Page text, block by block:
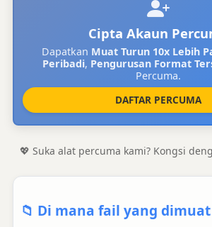
Cipta Akaun
Dapatkan Muat Turun 10x Lebih
Peribadi, Pengurusan Format
Percuma.
DAFTAR PERCUMA
💖 Suka alat percuma kami? Kongsi
📁 Di mana fail yang